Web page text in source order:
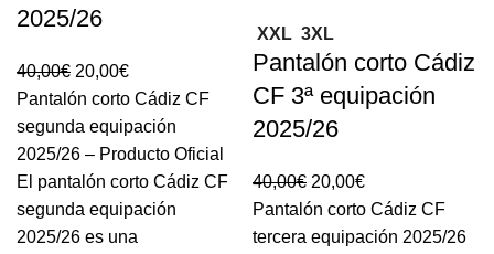
2025/26
40,00€ 20,00€
Pantalón corto Cádiz CF
segunda equipación
2025/26 – Producto Oficial
El pantalón corto Cádiz CF
segunda equipación
2025/26 es una
XXL 3XL
Pantalón corto Cádiz
CF 3ª equipación
2025/26
40,00€ 20,00€
Pantalón corto Cádiz CF
tercera equipación 2025/26